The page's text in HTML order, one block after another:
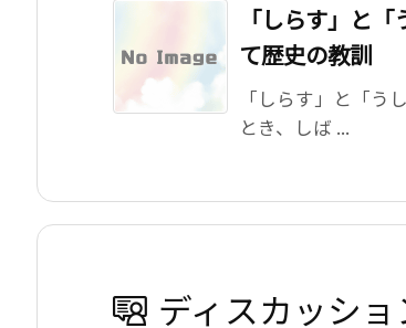
「しらす」と
て歴史の教訓
「しらす」と「う
とき、しば ...
ディスカッショ